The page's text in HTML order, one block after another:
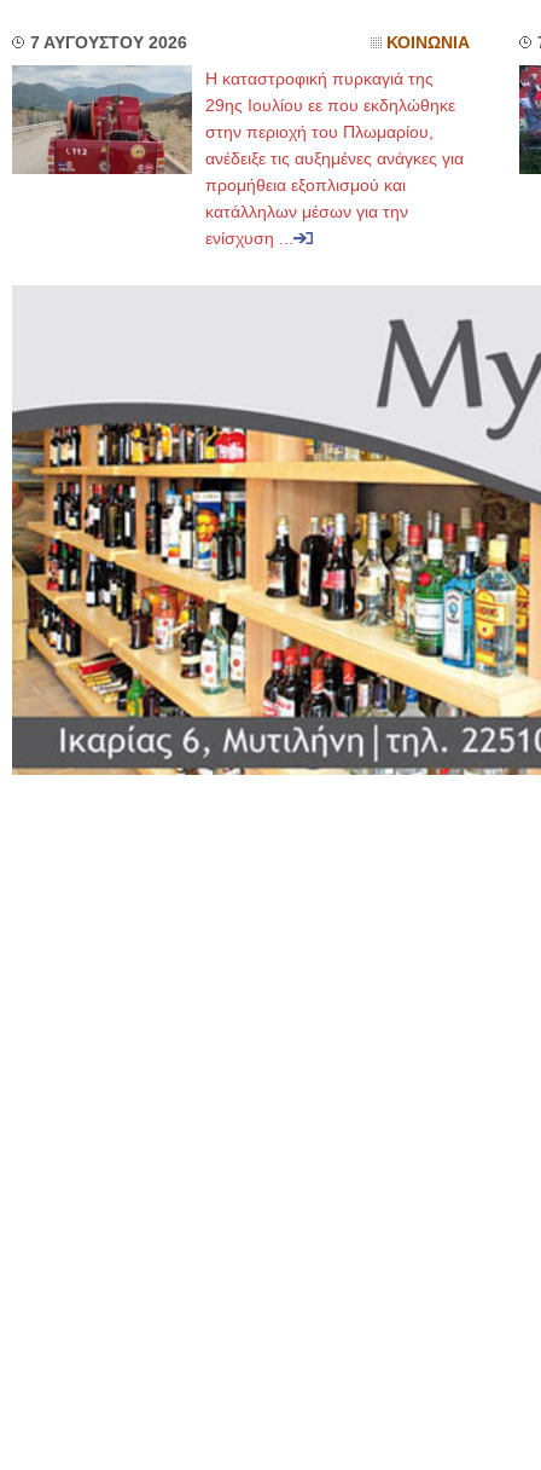
7 ΑΥΓΟΥΣΤΟΥ 2026 ΚΟΙΝΩΝΙΑ
Η καταστροφική πυρκαγιά της
29ης Ιουλίου εε που εκδηλώθηκε
στην περιοχή του Πλωμαρίου,
ανέδειξε τις αυξημένες ανάγκες για
προμήθεια εξοπλισμού και
κατάλληλων μέσων για την
ενίσχυση ...